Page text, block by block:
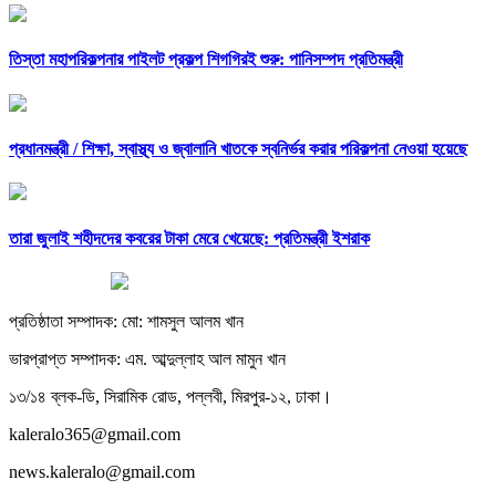
তিস্তা মহাপরিকল্পনার পাইলট প্রকল্প শিগগিরই শুরু: পানিসম্পদ প্রতিমন্ত্রী
প্রধানমন্ত্রী /শিক্ষা, স্বাস্থ্য ও জ্বালানি খাতকে স্বনির্ভর করার পরিকল্পনা নেওয়া হয়েছে
তারা জুলাই শহীদদের কবরের টাকা মেরে খেয়েছে: প্রতিমন্ত্রী ইশরাক
প্রতিষ্ঠাতা সম্পাদক: মো: শামসুল আলম খান
ভারপ্রাপ্ত সম্পাদক: এম. আব্দুল্লাহ আল মামুন খান
১৩/১৪ ব্লক-ডি, সিরামিক রোড, পল্লবী, মিরপুর-১২, ঢাকা।
kaleralo365@gmail.com
news.kaleralo@gmail.com